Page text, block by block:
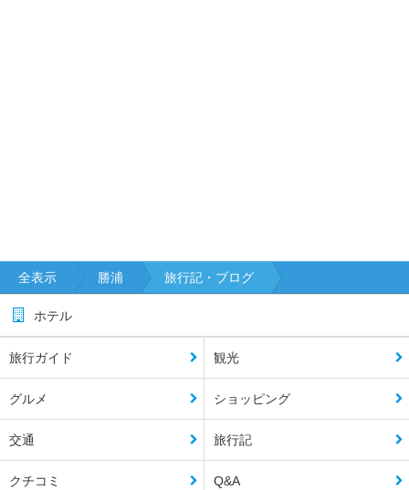
全表示 勝浦 旅行記・ブログ
ホテル
旅行ガイド 観光
グルメ ショッピング
交通 旅行記
クチコミ Q&A